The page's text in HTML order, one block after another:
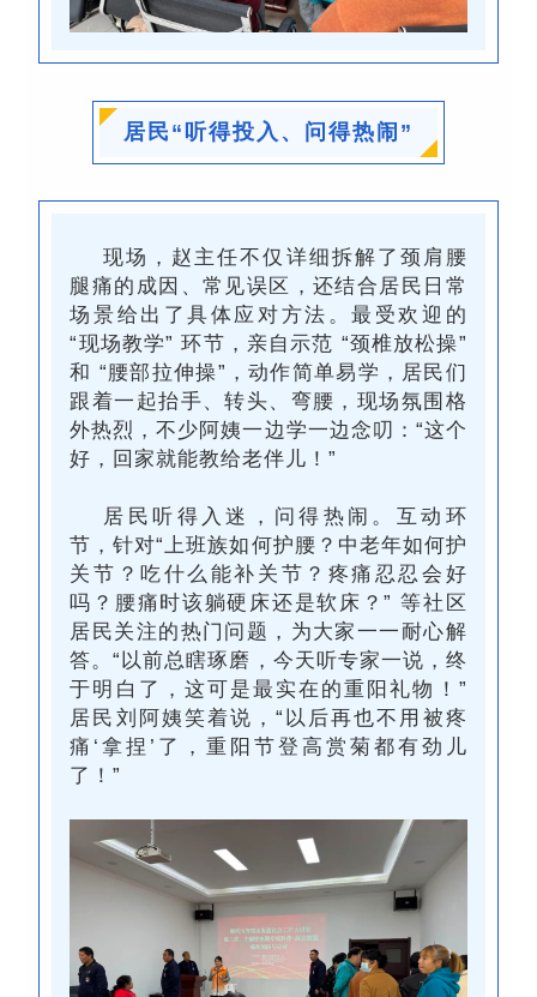
居民 “ 听得投入、问得热闹 ”
现场，赵主任不仅详细拆解了颈肩腰
腿痛的成因、常见误区，还结合居民日常
场景给出了具体应对方法。最受欢迎的
“现场教学” 环节，亲自示范 “颈椎放松操”
和 “腰部拉伸操”，动作简单易学，居民们
跟着一起抬手、转头、弯腰，现场氛围格
外热烈，不少阿姨一边学一边念叨：“这个
好，回家就能教给老伴儿！”
居民听得入迷，问得热闹。互动环
节，针对“上班族如何护腰？中老年如何护
关节？吃什么能补关节？疼痛忍忍会好
吗？腰痛时该躺硬床还是软床？” 等社区
居民关注的热门问题，为大家一一 耐心解
答。“以前总瞎琢磨，今天听专家一说，终
于明白了，这可是最实在的重阳礼物！”
居民刘阿姨笑着说，“以后再也不用被疼
痛‘拿捏’了，重阳节登高赏菊都有劲儿
了！”